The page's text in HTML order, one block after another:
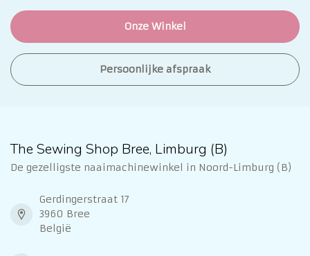
Onze Winkel
Persoonlijke afspraak
The Sewing Shop Bree, Limburg (B)
De gezelligste naaimachinewinkel in Noord-Limburg (B)
Gerdingerstraat 17
3960 Bree
België